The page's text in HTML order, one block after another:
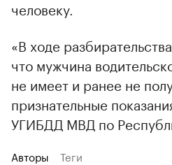
человеку.
«В ходе
что мужчина
не имеет и ранее не
признательные
УГИБДД МВД по
Авторы Теги